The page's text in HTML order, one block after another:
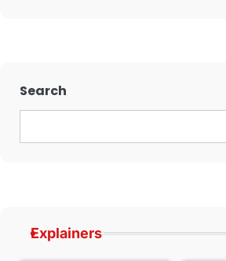
Search
Explainers